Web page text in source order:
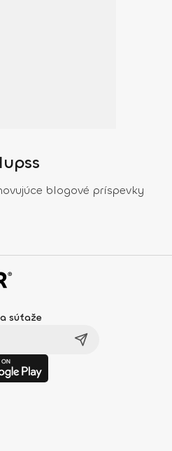
blogové príspevky
súťaže